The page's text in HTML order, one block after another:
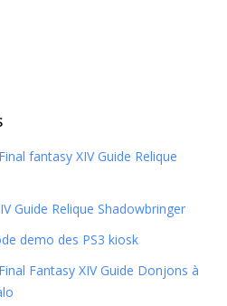
Final fantasy XIV Guide Relique
Guide Relique Shadowbringer
demo des PS3 kiosk
Final Fantasy XIV Guide Donjons à